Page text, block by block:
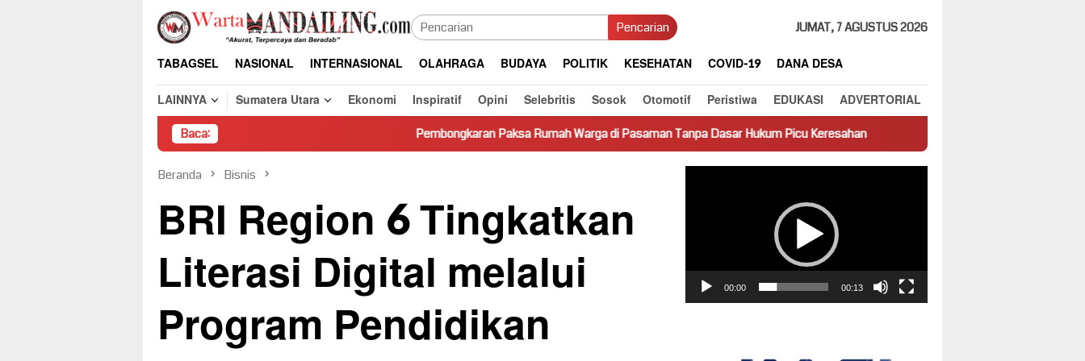
Loncat
konten
Pencarian JUMAT, 7 AGUSTUS 2026
TABAGSEL NASIONAL INTERNASIONAL OLAHRAGA BUDAYA POLITIK KESEHATAN COVID-19
DANA DESA
LAINNYA
Sumatera Utara Ekonomi Inspiratif Opini Selebritis Sosok Otomotif Peristiwa EDUKASI ADVERTORIAL
Baca: Pembongkaran Paksa Rumah Warga di Pasaman Tanpa Dasar Hukum Picu Keresahan Truk Miring Hambat Arus Lalu Lintas di Jalan
Beranda Bisnis
BRI Region 6 Tingkatkan
Literasi Digital melalui
Program Pendidikan
00:00 00:13